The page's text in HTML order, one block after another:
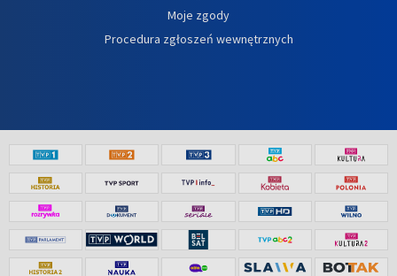
Moje zgody
Procedura zgłoszeń wewnętrznych